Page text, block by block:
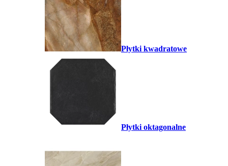
Płytki kwadratowe
Płytki oktagonalne